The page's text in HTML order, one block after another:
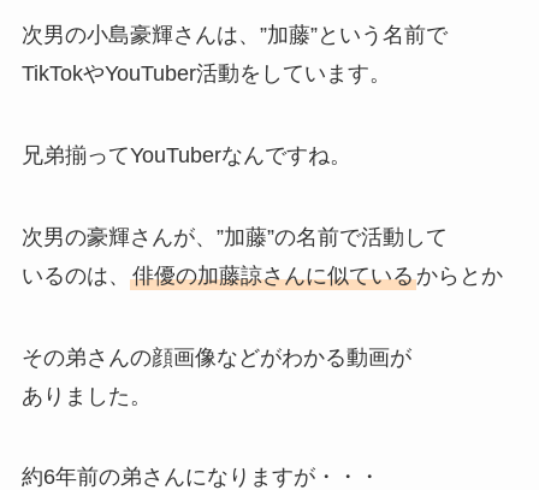
次男の小島豪輝さんは、”加藤”という名前で
TikTokやYouTuber活動をしています。
兄弟揃ってYouTuberなんですね。
次男の豪輝さんが、”加藤”の名前で活動して
いるのは、 俳優の加藤諒さんに似ているからとか
その弟さんの顔画像などがわかる動画が
ありました。
約6年前の弟さんになりますが・・・